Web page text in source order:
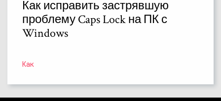
Как исправить застрявшую
проблему Caps Lock на ПК с
Windows
Как